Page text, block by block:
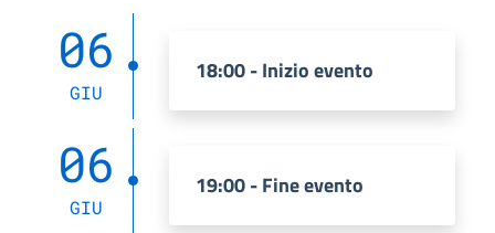
06
GIU
18:00 - Inizio evento
06
GIU
19:00 - Fine evento